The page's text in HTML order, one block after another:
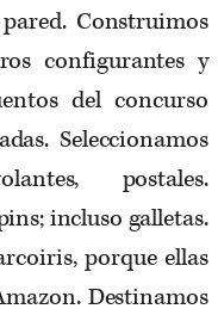
Construimos
configurantes y
del concurso
Seleccionamos
postales.
incluso galletas.
porque ellas
Destinamos